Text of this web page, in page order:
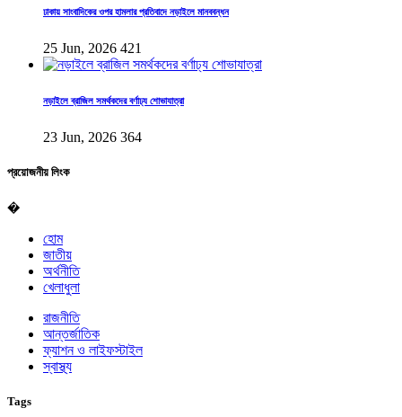
ঢাকায় সাংবাদিকের ওপর হামলার প্রতিবাদে নড়াইলে মানববন্ধন
25 Jun, 2026 421
নড়াইলে ব্রাজিল সমর্থকদের বর্ণাঢ্য শোভাযাত্রা
23 Jun, 2026 364
প্রয়োজনীয় লিংক
�
হোম
জাতীয়
অর্থনীতি
খেলাধুলা
রাজনীতি
আন্তর্জাতিক
ফ্যাশন ও লাইফস্টাইল
স্বাস্থ্য
Tags